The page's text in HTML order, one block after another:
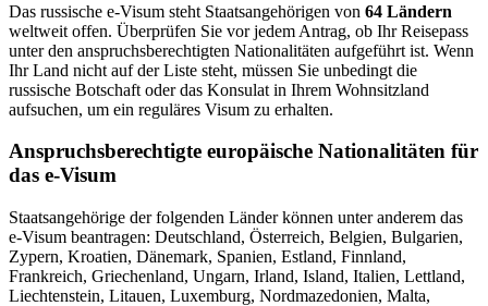
Das russische e-Visum steht Staatsangehörigen von 64 Ländern
weltweit offen. Überprüfen Sie vor jedem Antrag, ob Ihr Reisepass
unter den anspruchsberechtigten Nationalitäten aufgeführt ist. Wenn
Ihr Land nicht auf der Liste steht, müssen Sie unbedingt die
russische Botschaft oder das Konsulat in Ihrem Wohnsitzland
aufsuchen, um ein reguläres Visum zu erhalten.
Anspruchsberechtigte europäische Nationalitäten für
das e-Visum
Staatsangehörige der folgenden Länder können unter anderem das
e-Visum beantragen: Deutschland, Österreich, Belgien, Bulgarien,
Zypern, Kroatien, Dänemark, Spanien, Estland, Finnland,
Frankreich, Griechenland, Ungarn, Irland, Island, Italien, Lettland,
Liechtenstein, Litauen, Luxemburg, Nordmazedonien, Malta,